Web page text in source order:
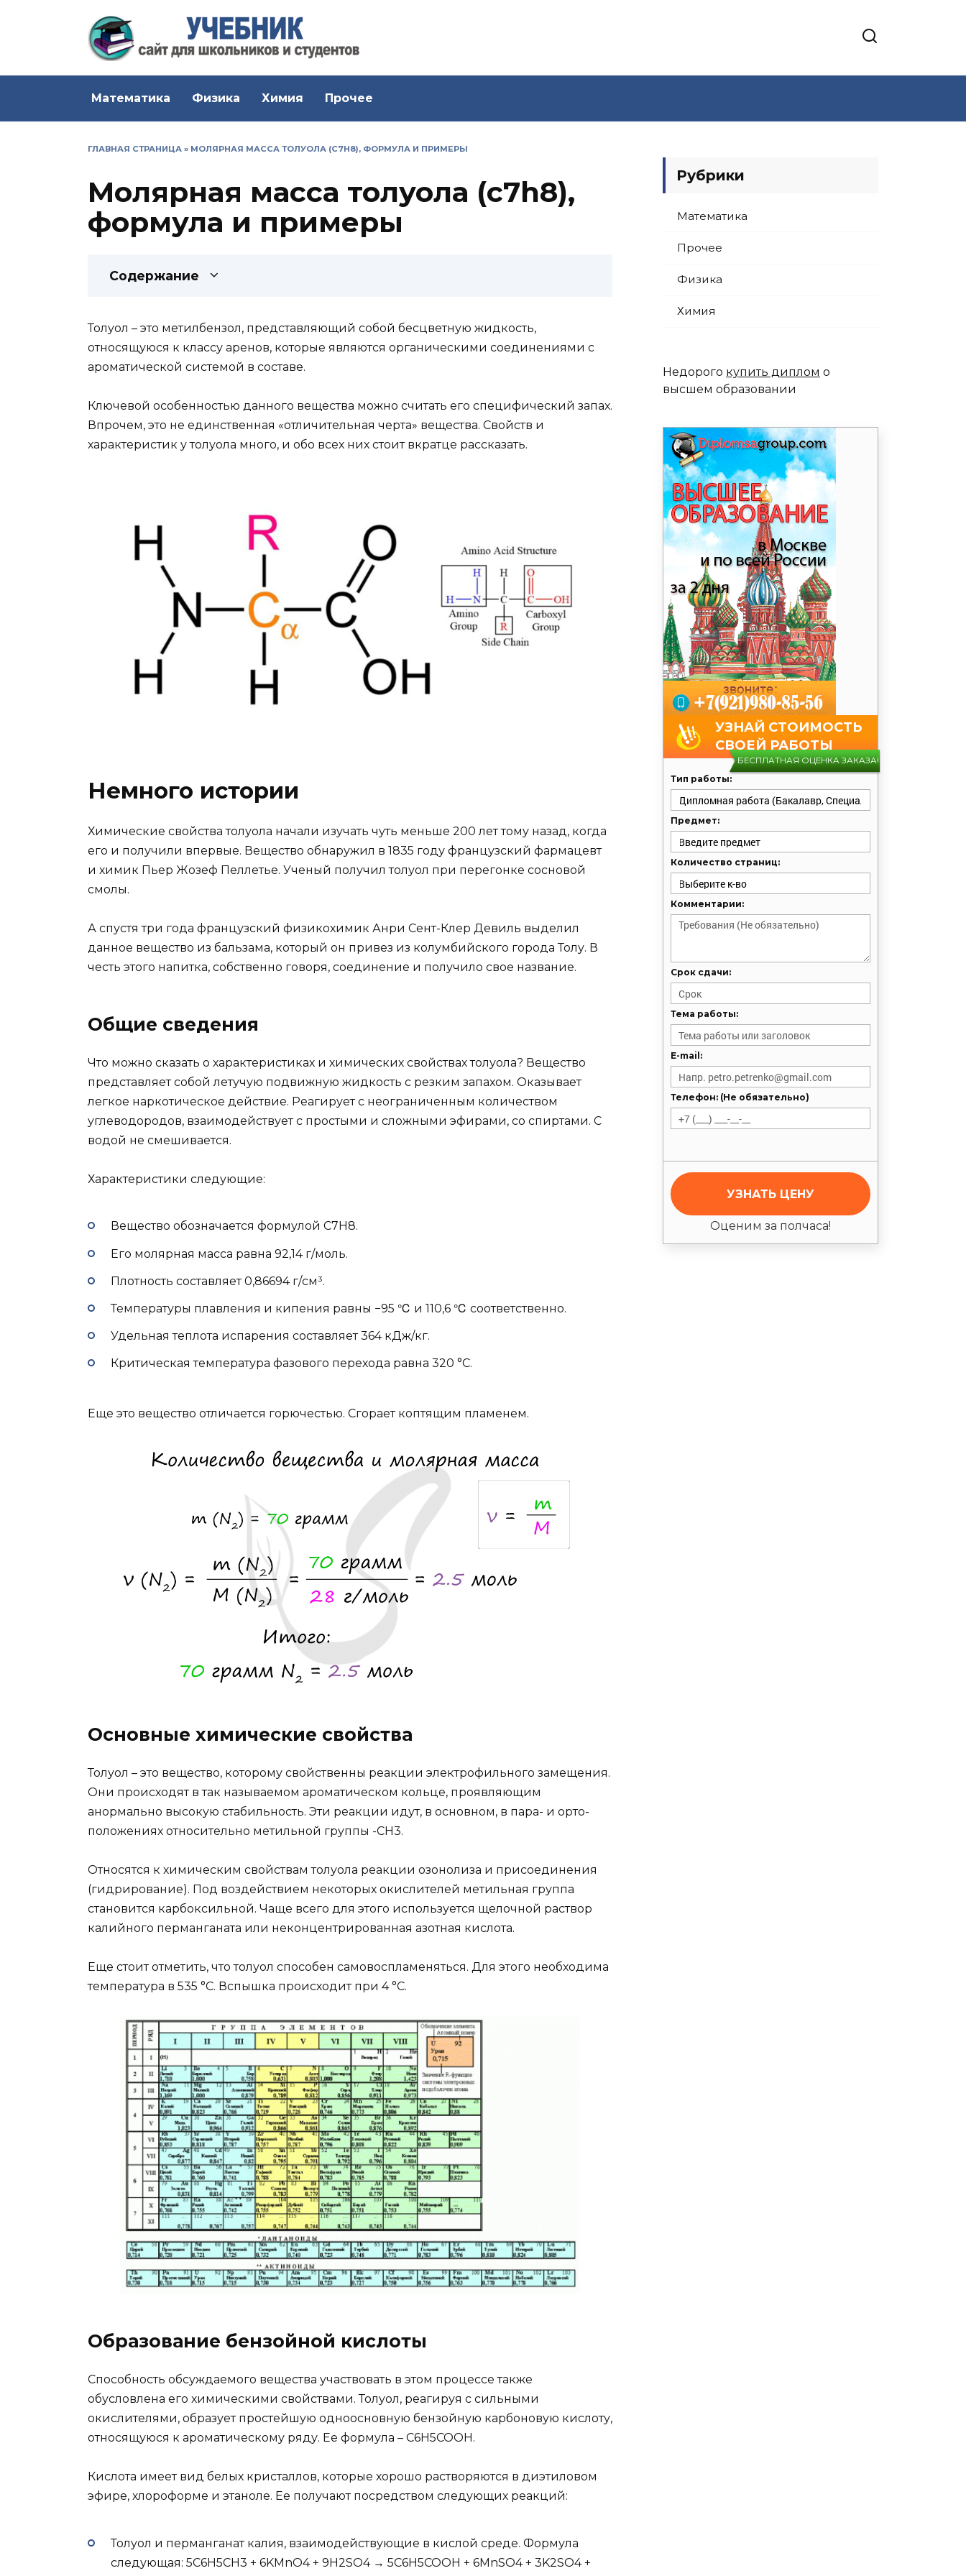
Математика Физика Химия Прочее
ГЛАВНАЯ СТРАНИЦА » МОЛЯРНАЯ МАССА ТОЛУОЛА (C7H8), ФОРМУЛА И ПРИМЕРЫ
Молярная масса толуола (c7h8),
формула и примеры
Содержание
Толуол – это метилбензол, представляющий собой бесцветную жидкость,
относящуюся к классу аренов, которые являются органическими соединениями с
ароматической системой в составе.
Ключевой особенностью данного вещества можно считать его специфический запах.
Впрочем, это не единственная «отличительная черта» вещества. Свойств и
характеристик у толуола много, и обо всех них стоит вкратце рассказать.
Немного истории
Химические свойства толуола начали изучать чуть меньше 200 лет тому назад, когда
его и получили впервые. Вещество обнаружил в 1835 году французский фармацевт
и химик Пьер Жозеф Пеллетье. Ученый получил толуол при перегонке сосновой
смолы.
А спустя три года французский физикохимик Анри Сент-Клер Девиль выделил
данное вещество из бальзама, который он привез из колумбийского города Толу. В
честь этого напитка, собственно говоря, соединение и получило свое название.
Общие сведения
Что можно сказать о характеристиках и химических свойствах толуола? Вещество
представляет собой летучую подвижную жидкость с резким запахом. Оказывает
легкое наркотическое действие. Реагирует с неограниченным количеством
углеводородов, взаимодействует с простыми и сложными эфирами, со спиртами. С
водой не смешивается.
Характеристики следующие:
Вещество обозначается формулой С7Н8.
Его молярная масса равна 92,14 г/моль.
Плотность составляет 0,86694 г/см³.
Температуры плавления и кипения равны −95 ℃ и 110,6 ℃ соответственно.
Удельная теплота испарения составляет 364 кДж/кг.
Критическая температура фазового перехода равна 320 °C.
Еще это вещество отличается горючестью. Сгорает коптящим пламенем.
Основные химические свойства
Толуол – это вещество, которому свойственны реакции электрофильного замещения.
Они происходят в так называемом ароматическом кольце, проявляющим
анормально высокую стабильность. Эти реакции идут, в основном, в пара- и орто-
положениях относительно метильной группы -CH3.
Относятся к химическим свойствам толуола реакции озонолиза и присоединения
(гидрирование). Под воздействием некоторых окислителей метильная группа
становится карбоксильной. Чаще всего для этого используется щелочной раствор
калийного перманганата или неконцентрированная азотная кислота.
Еще стоит отметить, что толуол способен самовоспламеняться. Для этого необходима
температура в 535 °C. Вспышка происходит при 4 °C.
Образование бензойной кислоты
Способность обсуждаемого вещества участвовать в этом процессе также
обусловлена его химическими свойствами. Толуол, реагируя с сильными
окислителями, образует простейшую одноосновную бензойную карбоновую кислоту,
относящуюся к ароматическому ряду. Ее формула – С6Н5СООН.
Кислота имеет вид белых кристаллов, которые хорошо растворяются в диэтиловом
эфире, хлороформе и этаноле. Ее получают посредством следующих реакций:
Толуол и перманганат калия, взаимодействующие в кислой среде. Формула
следующая: 5С6Н5СН3 + 6KMnO4 + 9H2SO4 → 5С6Н5СООН + 6MnSO4 + 3K2SO4 +
Рубрики
Математика
Прочее
Физика
Химия
Недорого купить диплом о
высшем образовании
УЗНАЙ СТОИМОСТЬ
СВОЕЙ РАБОТЫ
БЕСПЛАТНАЯ ОЦЕНКА ЗАКАЗА!
Тип работы:
Предмет:
Количество страниц:
Комментарии:
Срок сдачи:
Тема работы:
E-mail:
Телефон: (Не обязательно)
УЗНАТЬ ЦЕНУ
Оценим за полчаса!